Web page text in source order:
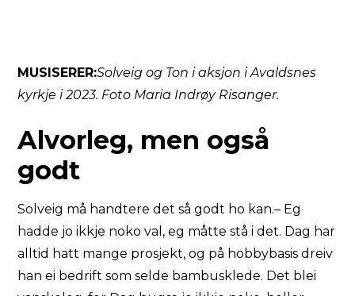
MUSISERER:Solveig og Ton i aksjon i Avaldsnes
kyrkje i 2023. Foto Maria Indrøy Risanger.
Alvorleg, men også
godt
Solveig må handtere det så godt ho kan.– Eg
hadde jo ikkje noko val, eg måtte stå i det. Dag har
alltid hatt mange prosjekt, og på hobbybasis dreiv
han ei bedrift som selde bambusklede. Det blei